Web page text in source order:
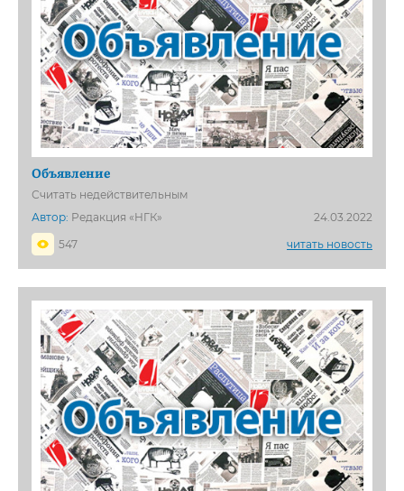
Объявление
Считать недействительным
Автор: Редакция «НГК»
24.03.2022
547
читать новость